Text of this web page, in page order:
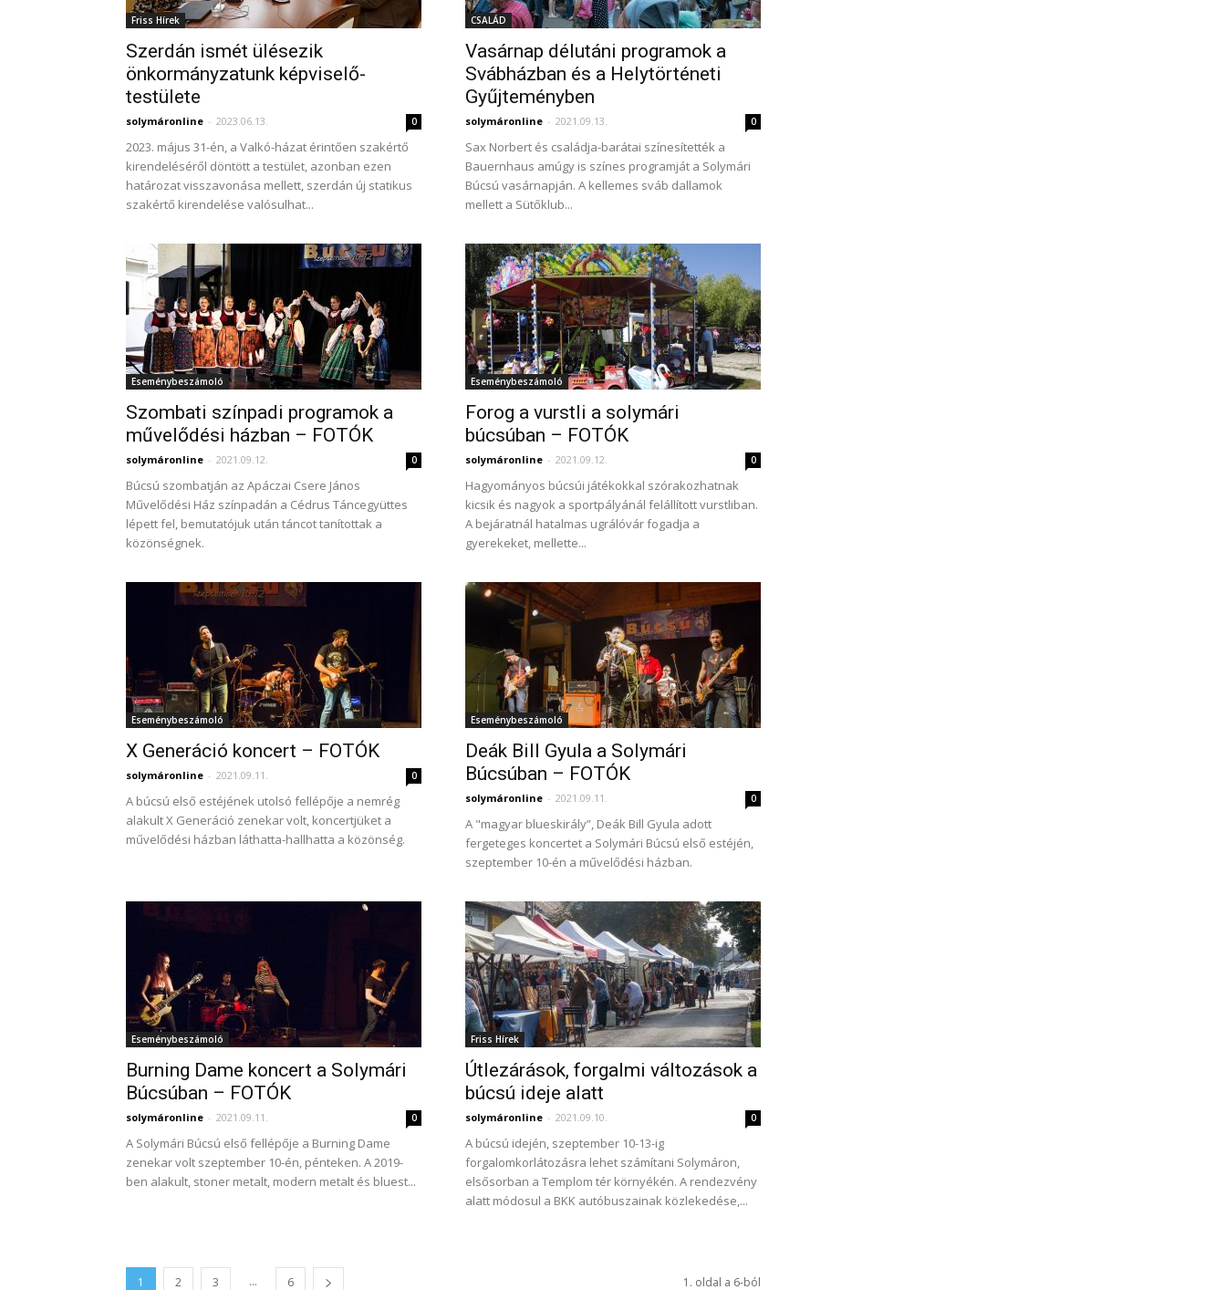
Friss Hírek
Szerdán ismét ülésezik
önkormányzatunk képviselő-
testülete
solymáronline - 2023.06.13. 0
2023. május 31-én, a Valkó-házat érintően szakértő
kirendeléséről döntött a testület, azonban ezen
határozat visszavonása mellett, szerdán új statikus
szakértő kirendelése valósulhat...
CSALÁD
Vasárnap délutáni programok a
Svábházban és a Helytörténeti
Gyűjteményben
solymáronline - 2021.09.13. 0
Sax Norbert és családja-barátai színesítették a
Bauernhaus amúgy is színes programját a Solymári
Búcsú vasárnapján. A kellemes sváb dallamok
mellett a Sütőklub...
Eseménybeszámoló
Szombati színpadi programok a
művelődési házban – FOTÓK
solymáronline - 2021.09.12. 0
Búcsú szombatján az Apáczai Csere János
Művelődési Ház színpadán a Cédrus Táncegyüttes
lépett fel, bemutatójuk után táncot tanítottak a
közönségnek.
Eseménybeszámoló
Forog a vurstli a solymári
búcsúban – FOTÓK
solymáronline - 2021.09.12. 0
Hagyományos búcsúi játékokkal szórakozhatnak
kicsik és nagyok a sportpályánál felállított vurstliban.
A bejáratnál hatalmas ugrálóvár fogadja a
gyerekeket, mellette...
Eseménybeszámoló
X Generáció koncert – FOTÓK
solymáronline - 2021.09.11. 0
A búcsú első estéjének utolsó fellépője a nemrég
alakult X Generáció zenekar volt, koncertjüket a
művelődési házban láthatta-hallhatta a közönség.
Eseménybeszámoló
Deák Bill Gyula a Solymári
Búcsúban – FOTÓK
solymáronline - 2021.09.11. 0
A "magyar blueskirály”, Deák Bill Gyula adott
fergeteges koncertet a Solymári Búcsú első estéjén,
szeptember 10-én a művelődési házban.
Eseménybeszámoló
Burning Dame koncert a Solymári
Búcsúban – FOTÓK
solymáronline - 2021.09.11. 0
A Solymári Búcsú első fellépője a Burning Dame
zenekar volt szeptember 10-én, pénteken. A 2019-
ben alakult, stoner metalt, modern metalt és bluest...
Friss Hírek
Útlezárások, forgalmi változások a
búcsú ideje alatt
solymáronline - 2021.09.10. 0
A búcsú idején, szeptember 10-13-ig
forgalomkorlátozásra lehet számítani Solymáron,
elsősorban a Templom tér környékén. A rendezvény
alatt módosul a BKK autóbuszainak közlekedése,...
1 2 3 ... 6 1. oldal a 6-ból